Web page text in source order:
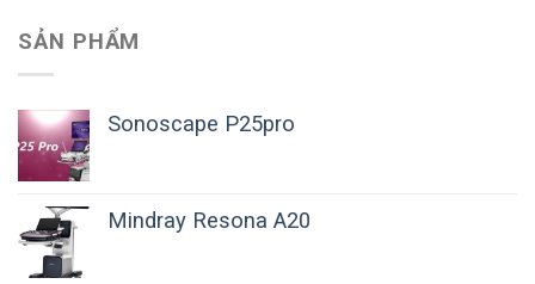
SẢN PHẨM
Sonoscape P25pro
Mindray Resona A20